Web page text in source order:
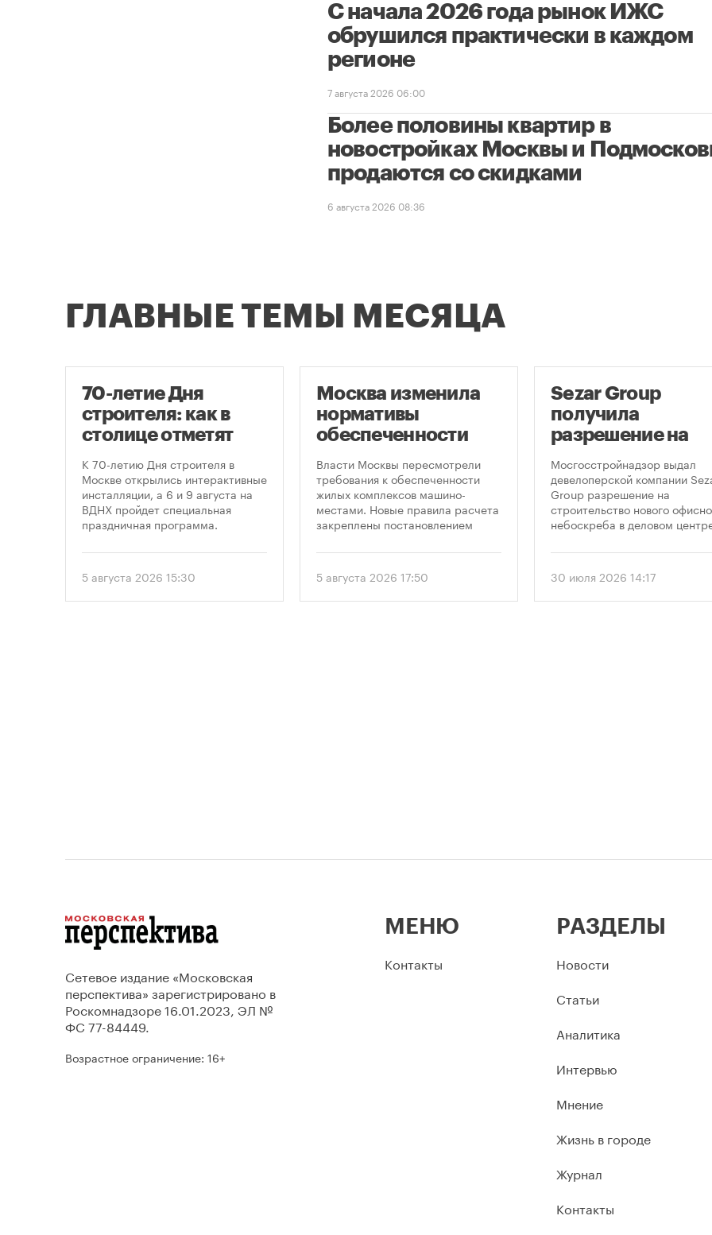
С начала 2026 года рынок ИЖС
обрушился практически в каждом
регионе
7 августа 2026 06:00
Более половины квартир в
новостройках Москвы и
продаются со скидками
6 августа 2026 08:36
ГЛАВНЫЕ ТЕМЫ МЕСЯЦА
70-летие Дня
строителя: как в
столице отметят
профессионального
праздника
К 70-летию Дня строителя в
Москве открылись интерактивные
инсталляции, а 6 и 9 августа на
ВДНХ пройдет специальная
праздничная программа.
5 августа 2026 15:30
Москва изменила
нормативы
обеспеченности
парковками
Власти Москвы пересмотрели
требования к обеспеченности
жилых комплексов машино-
местами. Новые правила расчета
закреплены постановлением
от 5 августа 2026 года. Документ
подход к определению
необходимого количества
5 августа 2026 17:50
Sezar Group
получила
разрешение на
строительство
небоскреба в
«Москва-Сити»
Мосгосстройнадзор выдал
девелоперской компании
Group разрешение на
строительство нового
небоскреба в деловом
предусматривает
метров.
30 июля 2026 14:17
Сетевое издание «Московская
перспектива» зарегистрировано в
Роскомнадзоре 16.01.2023, ЭЛ №
ФС 77-84449.
Возрастное ограничение: 16+
МЕНЮ
Контакты
РАЗДЕЛЫ
Новости
Статьи
Аналитика
Интервью
Мнение
Жизнь в городе
Журнал
Контакты